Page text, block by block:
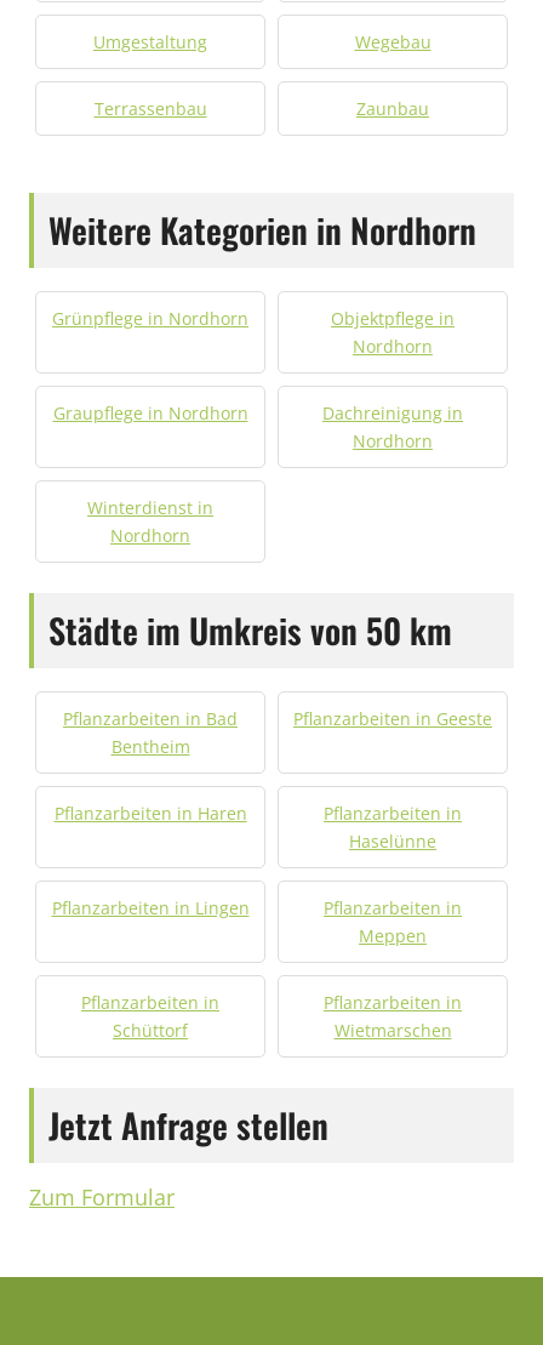
Umgestaltung Wegebau
Terrassenbau Zaunbau
Weitere Kategorien in Nordhorn
Grünpflege in Nordhorn
Objektpflege in
Nordhorn
Graupflege in Nordhorn
Dachreinigung in
Nordhorn
Winterdienst in
Nordhorn
Städte im Umkreis von 50 km
Pflanzarbeiten in Bad
Bentheim
Pflanzarbeiten in Geeste
Pflanzarbeiten in Haren
Pflanzarbeiten in
Haselünne
Pflanzarbeiten in Lingen
Pflanzarbeiten in
Meppen
Pflanzarbeiten in
Schüttorf
Pflanzarbeiten in
Wietmarschen
Jetzt Anfrage stellen
Zum Formular